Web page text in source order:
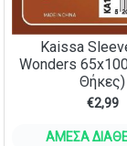
Kaissa
Wonders
Θήκες)
€2,99
ΆΜΕΣΑ